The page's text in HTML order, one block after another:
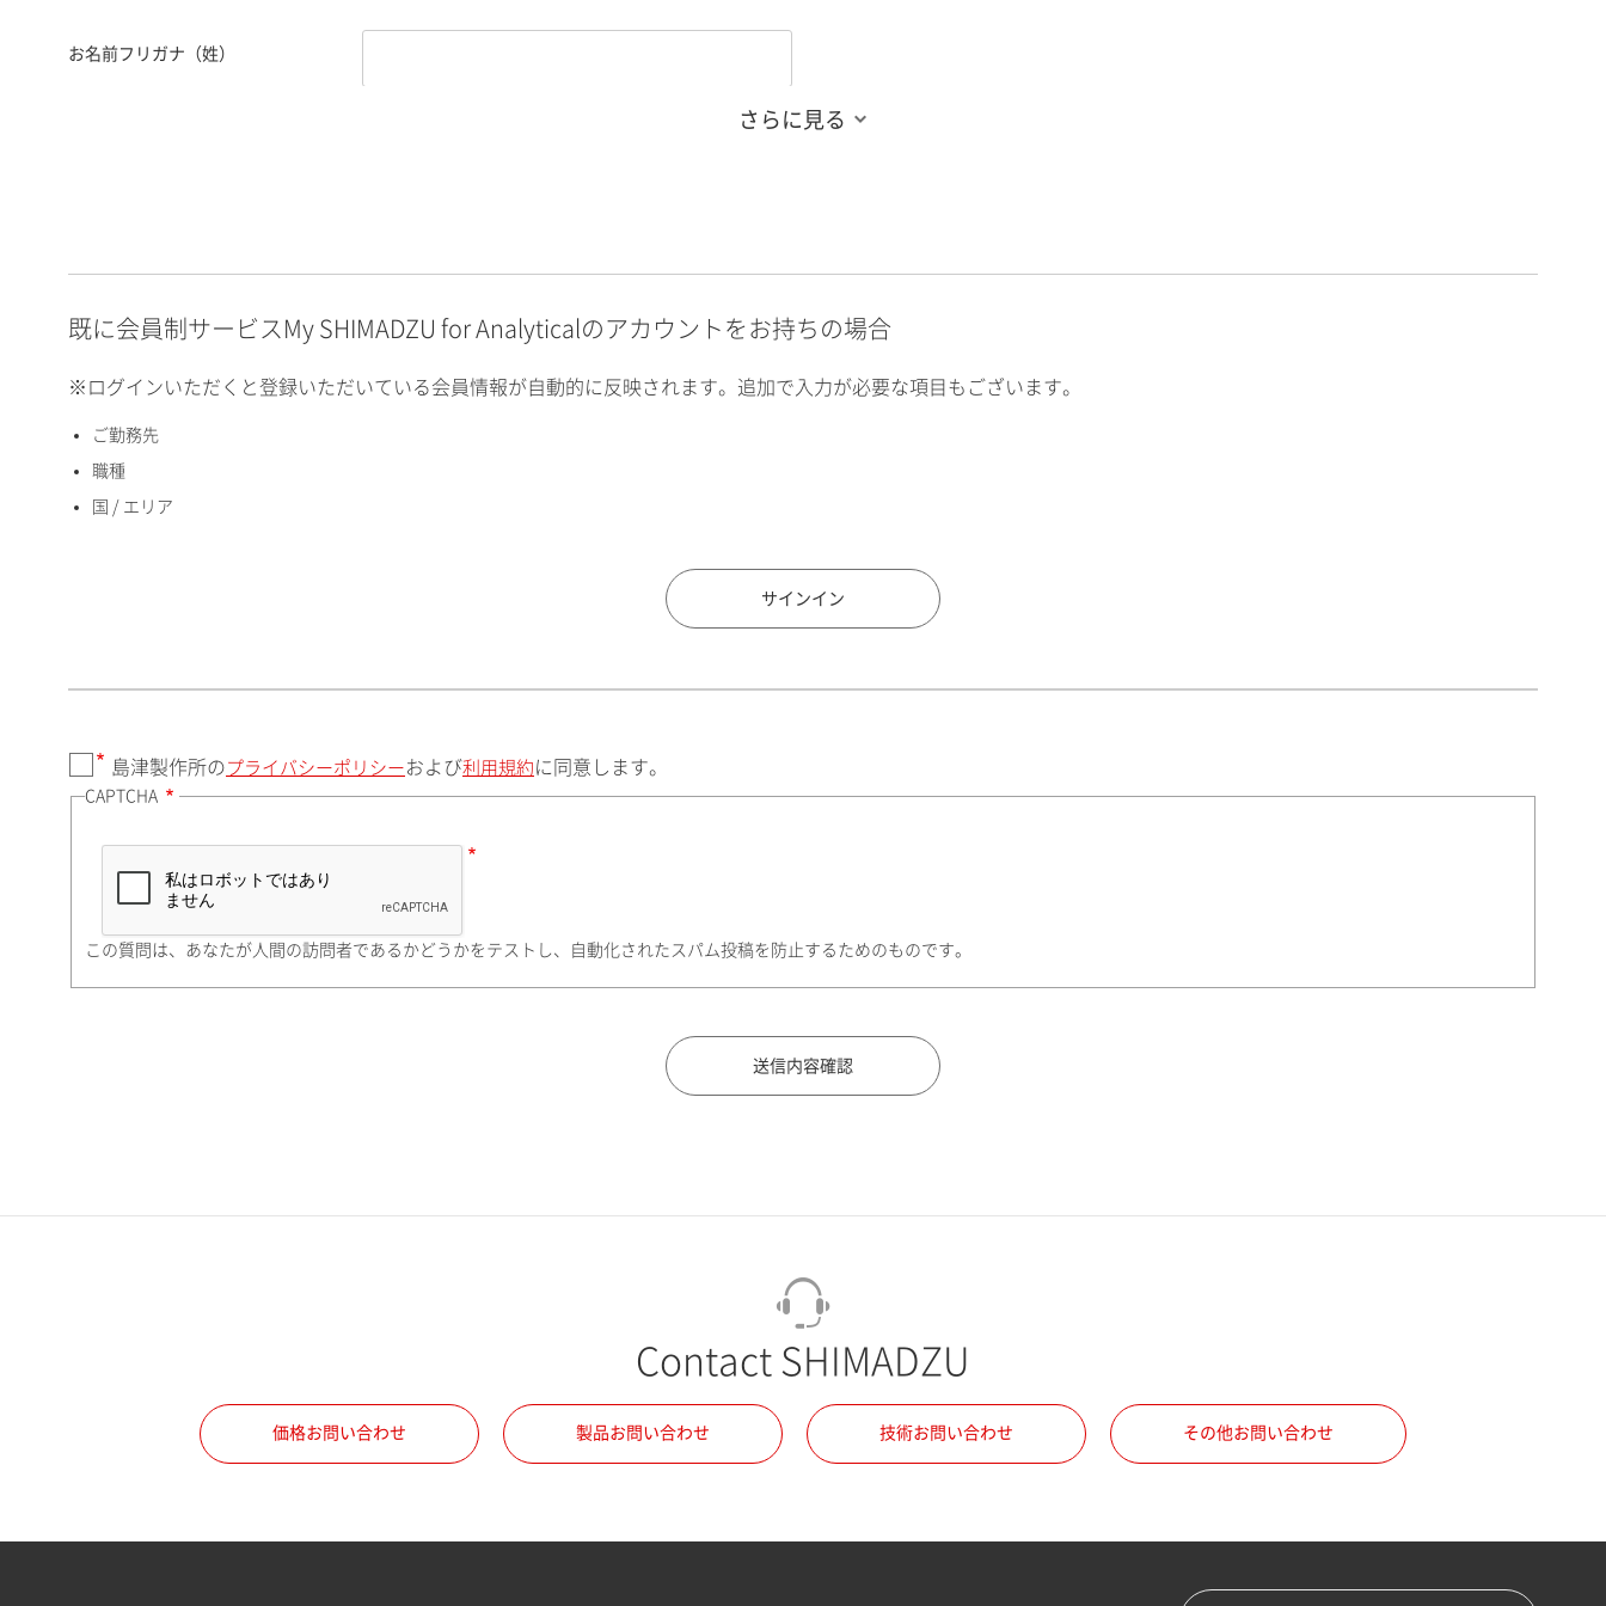
お名前フリガナ（姓）
英数）
国 / エリア
住所検索
町名・番地（勤務先）
所属部署
さらに見る
既に会員制サービスMy SHIMADZU for Analyticalのアカウントをお持ちの場合
※ログインいただくと登録いただいている会員情報が自動的に反映されます。追加で入力が必要な項目もございます。
ご勤務先
職種
国 / エリア
サインイン
島津製作所の プライバシーポリシー および利用規約 に同意します。
CAPTCHA
この質問は、あなたが人間の訪問者であるかどうかをテストし、自動化されたスパム投稿を防止するためのものです。
Contact SHIMADZU
価格お問い合わせ 製品お問い合わせ 技術お問い合わせ その他お問い合わせ